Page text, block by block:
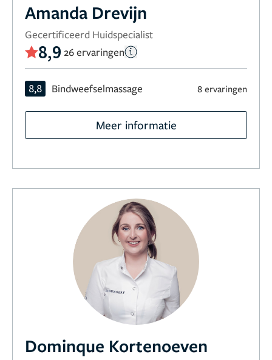
Amanda Drevijn
Gecertificeerd Huidspecialist
8,9 26 ervaringen
8,8 Bindweefselmassage 8 ervaringen
Meer informatie
Dominque Kortenoeven